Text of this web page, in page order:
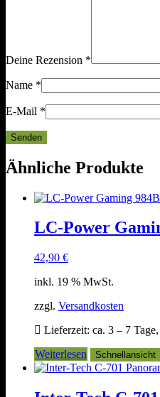
Deine Rezension *
Name *
E-Mail *
Ähnliche Produkte
LC-Power
42,90 €
inkl. 19 % MwSt.
zzgl. Versandkosten
Lieferzeit: ca. 3 – 7
Weiterlesen
Schnellansicht